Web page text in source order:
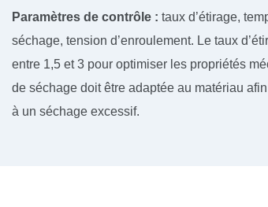
Paramètres de contrôle : taux d’étirage,
séchage, tension d’enroulement. Le taux
entre 1,5 et 3 pour optimiser les propriétés
de séchage doit être adaptée au matériau
à un séchage excessif.